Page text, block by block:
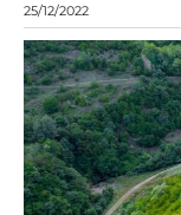
25/12/2022